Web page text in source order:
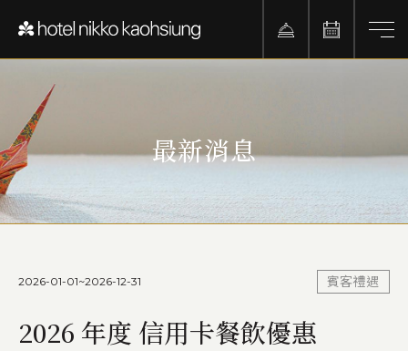
最新消息
2026-01-01~2026-12-31 賓客禮遇
2026 年度 信用卡餐飲優惠